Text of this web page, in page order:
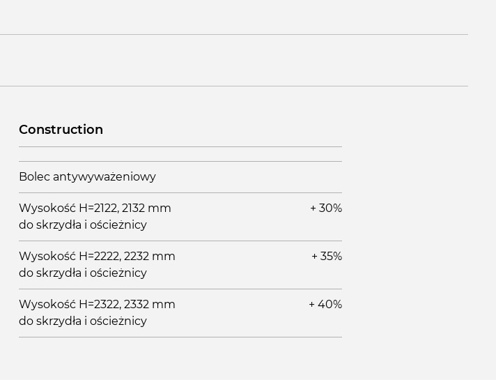
Construction
Bolec antywyważeniowy
Wysokość H=2122, 2132 mm
do skrzydła i ościeżnicy
+ 30%
Wysokość H=2222, 2232 mm
do skrzydła i ościeżnicy
+ 35%
Wysokość H=2322, 2332 mm
do skrzydła i ościeżnicy
+ 40%